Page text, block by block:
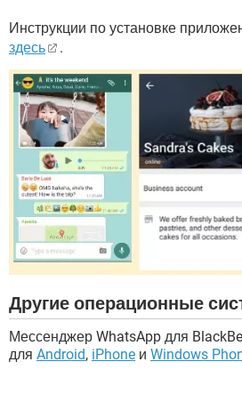
Инструкции по установке
здесь
.
Другие операционные
Мессенджер WhatsApp для
для Android, iPhone и Windows